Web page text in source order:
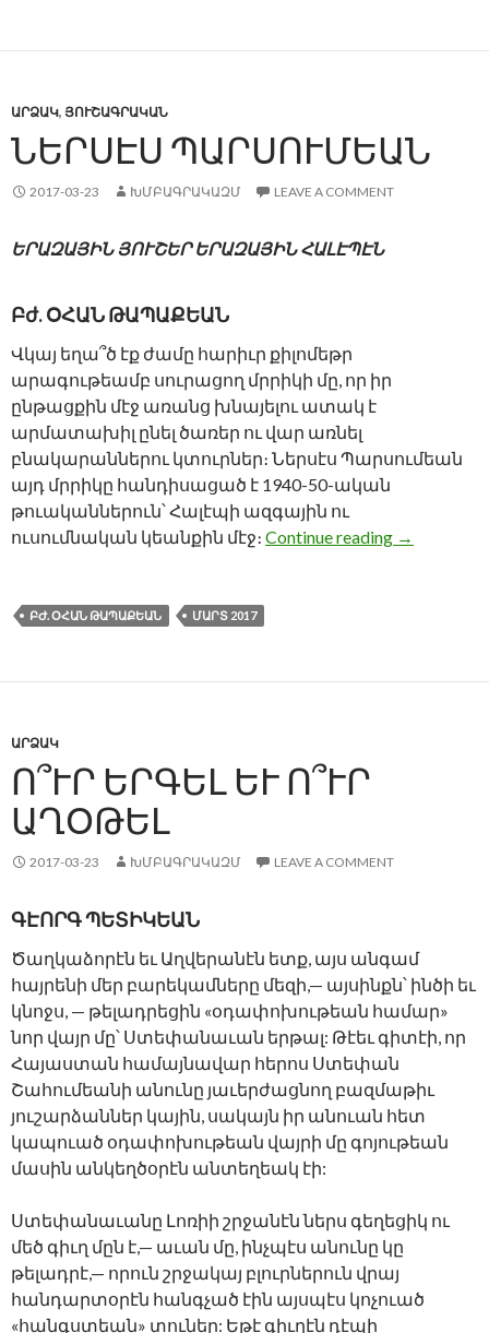
ԱՐՁԱԿ, ՅՈՒՇԱԳՐԱԿԱՆ
ՆԵՐՍԷՍ ՊԱՐՍՈՒՄԵԱՆ
2017-03-23 ԽՄԲԱԳՐԱԿԱԶՄ LEAVE A COMMENT
ԵՐԱԶԱՅԻՆ ՅՈՒՇԵՐ ԵՐԱԶԱՅԻՆ ՀԱԼԷՊԷՆ
Բժ. ՕՀԱՆ ԹԱՊԱՔԵԱՆ
Վկայ եղա՞ծ էք ժամը հարիւր քիլոմեթր
արագութեամբ սուրացող մրրիկի մը, որ իր
ընթացքին մէջ առանց խնայելու ատակ է
արմատախիլ ընել ծառեր ու վար առնել
բնակարաններու կտուրներ։ Ներսէս Պարսումեան
այդ մրրիկը հանդիսացած է 1940-50-ական
թուականներուն՝ Հալէպի ազգային ու
ուսումնական կեանքին մէջ։ Continue reading ՆԵՐՍԷՍ
→
ԲԺ. ՕՀԱՆ ԹԱՊԱՔԵԱՆ ՄԱՐՏ 2017
ԱՐՁԱԿ
Ո՞ՒՐ ԵՐԳԵԼ ԵՒ Ո՞ՒՐ
ԱՂՕԹԵԼ
2017-03-23 ԽՄԲԱԳՐԱԿԱԶՄ LEAVE A COMMENT
ԳԷՈՐԳ ՊԵՏԻԿԵԱՆ
Ծաղկաձորէն եւ Աղվերանէն ետք, այս անգամ
հայրենի մեր բարեկամները մեզի,— այսինքն՝ ինծի եւ
կնոջս, — թելադրեցին «օդափոխութեան համար»
նոր վայր մը՝ Ստեփանաւան երթալ: Թէեւ գիտէի, որ
Հայաստան համայնավար հերոս Ստեփան
Շահումեանի անունը յաւերժացնող բազմաթիւ
յուշարձաններ կային, սակայն իր անուան հետ
կապուած օդափոխութեան վայրի մը գոյութեան
մասին անկեղծօրէն անտեղեակ էի:
Ստեփանաւանը Լոռիի շրջանէն ներս գեղեցիկ ու
մեծ գիւղ մըն է,— աւան մը, ինչպէս անունը կը
թելադրէ,— որուն շրջակայ բլուրներուն վրայ
հանդարտօրէն հանգչած էին այսպէս կոչուած
«հանգստեան» տուներ: Եթէ գիւղէն դէպի